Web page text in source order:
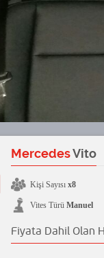
MercedesVito
Kişi Sayısı x8
Vites Türü Manuel
Fiyata Dahil Olan